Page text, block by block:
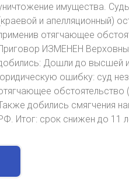
имущества.
и апелляционный)
отягчающее
ИЗМЕНЕН
Дошли до высшей
ошибку: суд
обстоятельство
добились смягчения
Итог: срок снижен до 11